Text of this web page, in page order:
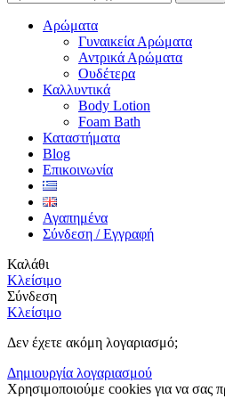
Αρώματα
Γυναικεία Αρώματα
Αντρικά Αρώματα
Ουδέτερα
Καλλυντικά
Body Lotion
Foam Bath
Καταστήματα
Blog
Επικοινωνία
Αγαπημένα
Σύνδεση / Εγγραφή
Καλάθι
Κλείσιμο
Σύνδεση
Κλείσιμο
Δεν έχετε ακόμη λογαριασμό;
Δημιουργία λογαριασμού
Χρησιμοποιούμε cookies για να σας